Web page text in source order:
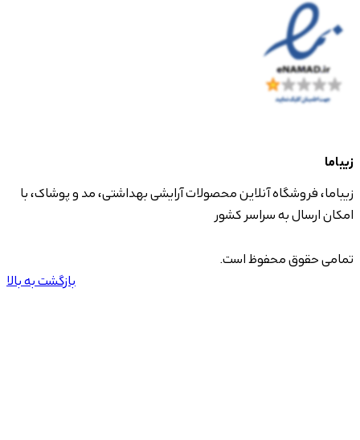
زیباما
زیباما، فروشگاه آنلاین محصولات آرایشی بهداشتی، مد و پوشاک، با
امکان ارسال به سراسر کشور
تمامی حقوق محفوظ است.
بازگشت به بالا